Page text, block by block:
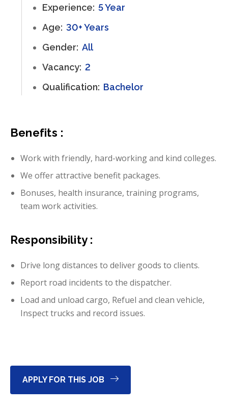
Experience: 5 Year
Age: 30+ Years
Gender: All
Vacancy: 2
Qualification: Bachelor
Benefits :
Work with friendly, hard-working and kind colleges.
We offer attractive benefit packages.
Bonuses, health insurance, training programs,
team work activities.
Responsibility :
Drive long distances to deliver goods to clients.
Report road incidents to the dispatcher.
Load and unload cargo, Refuel and clean vehicle,
Inspect trucks and record issues.
APPLY FOR THIS JOB